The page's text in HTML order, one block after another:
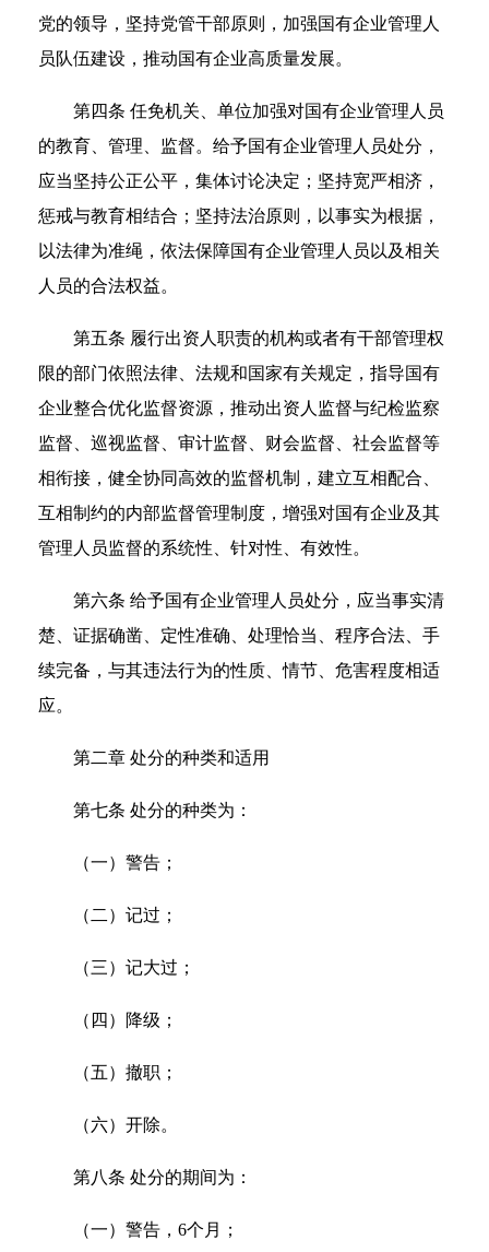
党的领导，坚持党管干部原则，加强国有企业管理人
员队伍建设，推动国有企业高质量发展。
第四条 任免机关、单位加强对国有企业管理人员
的教育、管理、监督。给予国有企业管理人员处分，
应当坚持公正公平，集体讨论决定；坚持宽严相济，
惩戒与教育相结合；坚持法治原则，以事实为根据，
以法律为准绳，依法保障国有企业管理人员以及相关
人员的合法权益。
第五条 履行出资人职责的机构或者有干部管理权
限的部门依照法律、法规和国家有关规定，指导国有
企业整合优化监督资源，推动出资人监督与纪检监察
监督、巡视监督、审计监督、财会监督、社会监督等
相衔接，健全协同高效的监督机制，建立互相配合、
互相制约的内部监督管理制度，增强对国有企业及其
管理人员监督的系统性、针对性、有效性。
第六条 给予国有企业管理人员处分，应当事实清
楚、证据确凿、定性准确、处理恰当、程序合法、手
续完备，与其违法行为的性质、情节、危害程度相适
应。
第二章 处分的种类和适用
第七条 处分的种类为：
（一）警告；
（二）记过；
（三）记大过；
（四）降级；
（五）撤职；
（六）开除。
第八条 处分的期间为：
（一）警告，6个月；